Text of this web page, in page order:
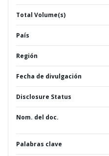
Total Volume(s)
País
Región
Fecha de divulgación
Disclosure Status
Nom. del doc.
Palabras clave